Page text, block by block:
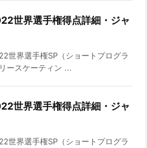
世界選手権得点詳細・ジャ
世界選手権SP（ショートプログラ
ースケーティン ...
世界選手権得点詳細・ジャ
世界選手権SP（ショートプログラ